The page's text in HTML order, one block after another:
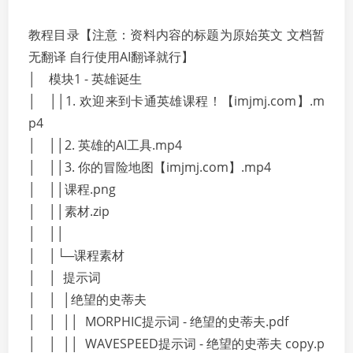
教程目录【注意：资料内容的标题为原始英文 文档暂
无翻译 自行使用AI翻译就行】
│ 模块1 - 英雄诞生
│ ││1. 欢迎来到卡通英雄课程！【imjmj.com】.m
p4
│ ││2. 英雄的AI工具.mp4
│ ││3. 你的冒险地图【imjmj.com】.mp4
│ ││课程.png
│ ││素材.zip
│ │└─课程素材
│ │ 提示词
│ │ │绝望的史蒂夫
│ │ ││ MORPHIC提示词 - 绝望的史蒂夫.pdf
│ │ ││ WAVESPEED提示词 - 绝望的史蒂夫 copy.p